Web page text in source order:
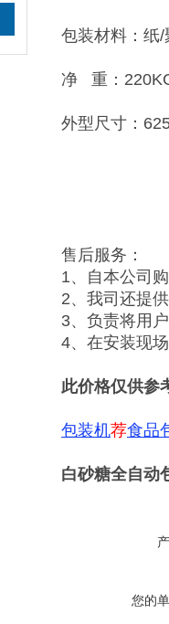
包装材料：纸
净 重：
外型尺寸：
售后服务：
1、自本公司
2、我司还提
3、负责将用
4、在安装现
此价格仅供参
包装机荐食品
白砂糖全自动
您的